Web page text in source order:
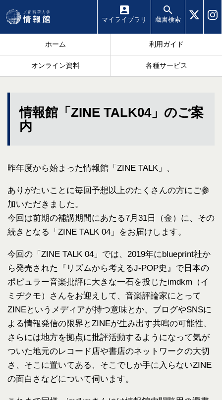
マイ ライブラリ 蔵書検索
ホーム 利用ガイド
オンライン資料 各種サービス
情報館「ZINE TALK04」のご案
内
昨年度から始まった情報館「ZINE TALK」、
ありがたいことに毎回予想以上のたくさんの方にご参
加いただきました。
今回は前期の補講期間にあたる7月31日（金）に、その
続きとなる「ZINE TALK 04」をお届けします。
今回の「ZINE TALK 04」では、2019年にblueprint社か
ら発売された『リズムから考えるJ-POP史』で日本の
ポピュラー音楽批評に大きな一石を投じたimdkm（イ
ミヂクモ）さんをお迎えして、音楽評論家にとって
ZINEというメディアが持つ意味とか、ブログやSNSに
よる情報発信の限界とZINEが生み出す共鳴の可能性、
さらには地方を拠点に批評活動するようになって気が
ついた地元のレコード店や書店のネットワークの大切
さ、そこに置いてある、そこでしか手に入らないZINE
の面白さなどについて伺います。